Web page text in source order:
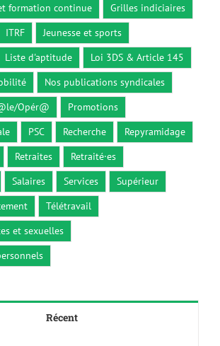
formation continue
Grilles indiciaires
ITRF
Jeunesse et sports
Liste d'aptitude
Loi 3DS & Article 145
Nos publications syndicales
Opér@
Promotions
PSC Recherche
Repyramidage
Retraites
Retraité·es
Salaires Services
Supérieur
Télétravail
et sexuelles
Récent